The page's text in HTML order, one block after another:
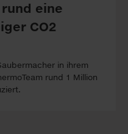
rund eine
CO2
in ihrem
rund 1 Million